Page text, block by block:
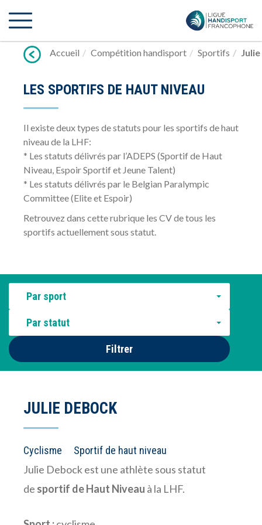
vers
Accueil
Compétition handisport Sportifs
LES SPORTIFS DE HAUT NIVEAU
Il existe deux types de statuts pour les sportifs de haut
niveau de la LHF:
* Les statuts délivrés par l’ADEPS (Sportif de Haut
Niveau, Espoir Sportif et Jeune Talent)
* Les statuts délivrés par le Belgian Paralympic
Committee (Elite et Espoir)
Retrouvez dans cette rubrique les CV de tous les
sportifs actuellement sous statut.
Par sport
Par statut
Filtrer
JULIE DEBOCK
Cyclisme Sportif de haut niveau
Julie Debock est une athlète sous statut
de sportif de Haut Niveau à la LHF.